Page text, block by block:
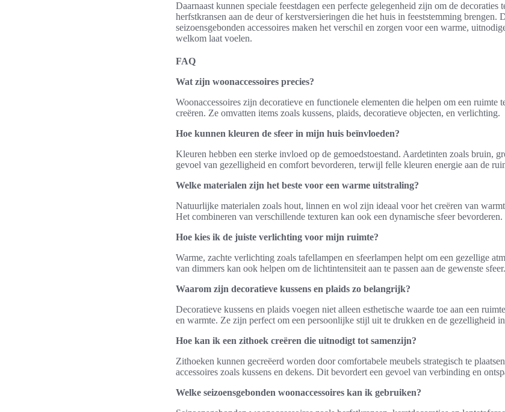
Daarnaast kunnen speciale feestdagen een perfecte gelegenheid zijn om de decoraties
herfstkransen aan de deur of kerstversieringen die het huis in feeststemming brengen.
seizoensgebonden accessoires maken het verschil en zorgen voor een warme,
welkom laat voelen.
FAQ
Wat zijn woonaccessoires precies?
Woonaccessoires zijn decoratieve en functionele elementen die helpen om een ruimte
creëren. Ze omvatten items zoals kussens, plaids, decoratieve objecten, en verlichting.
Hoe kunnen kleuren de sfeer in mijn huis beïnvloeden?
Kleuren hebben een sterke invloed op de gemoedstoestand. Aardetinten zoals bruin,
gevoel van gezelligheid en comfort bevorderen, terwijl felle kleuren energie aan de
Welke materialen zijn het beste voor een warme uitstraling?
Natuurlijke materialen zoals hout, linnen en wol zijn ideaal voor het creëren van
Het combineren van verschillende texturen kan ook een dynamische sfeer bevorderen.
Hoe kies ik de juiste verlichting voor mijn ruimte?
Warme, zachte verlichting zoals tafellampen en sfeerlampen helpt om een gezellige
van dimmers kan ook helpen om de lichtintensiteit aan te passen aan de gewenste sfeer.
Waarom zijn decoratieve kussens en plaids zo belangrijk?
Decoratieve kussens en plaids voegen niet alleen esthetische waarde toe aan een
en warmte. Ze zijn perfect om een persoonlijke stijl uit te drukken en de gezelligheid
Hoe kan ik een zithoek creëren die uitnodigt tot samenzijn?
Zithoeken kunnen gecreëerd worden door comfortabele meubels strategisch te
accessoires zoals kussens en dekens. Dit bevordert een gevoel van verbinding en
Welke seizoensgebonden woonaccessoires kan ik gebruiken?